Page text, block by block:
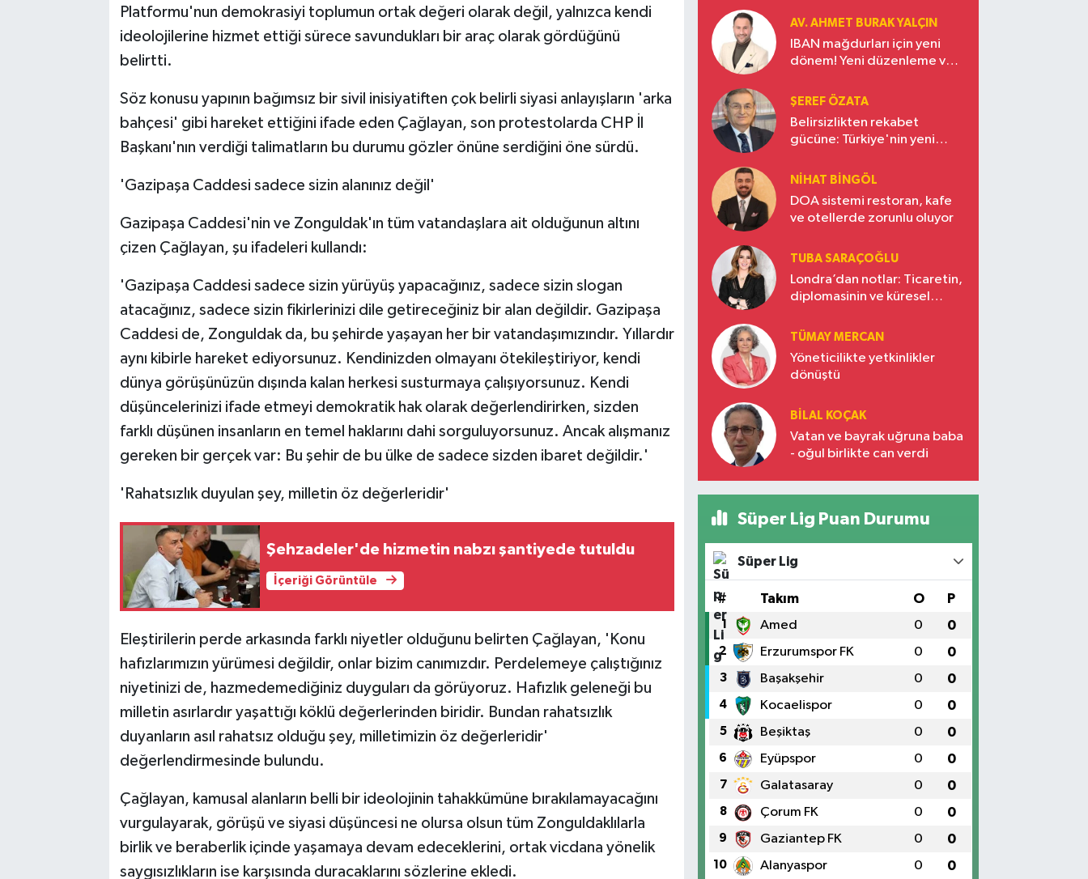
Platformu'nun demokrasiyi toplumun ortak değeri olarak değil, yalnızca kendi
ideolojilerine hizmet ettiği sürece savundukları bir araç olarak gördüğünü
belirtti.
Söz konusu yapının bağımsız bir sivil inisiyatiften çok belirli siyasi anlayışların 'arka
bahçesi' gibi hareket ettiğini ifade eden Çağlayan, son protestolarda CHP İl
Başkanı'nın verdiği talimatların bu durumu gözler önüne serdiğini öne sürdü.
'Gazipaşa Caddesi sadece sizin alanınız değil'
Gazipaşa Caddesi'nin ve Zonguldak'ın tüm vatandaşlara ait olduğunun altını
çizen Çağlayan, şu ifadeleri kullandı:
'Gazipaşa Caddesi sadece sizin yürüyüş yapacağınız, sadece sizin slogan
atacağınız, sadece sizin fikirlerinizi dile getireceğiniz bir alan değildir. Gazipaşa
Caddesi de, Zonguldak da, bu şehirde yaşayan her bir vatandaşımızındır. Yıllardır
aynı kibirle hareket ediyorsunuz. Kendinizden olmayanı ötekileştiriyor, kendi
dünya görüşünüzün dışında kalan herkesi susturmaya çalışıyorsunuz. Kendi
düşüncelerinizi ifade etmeyi demokratik hak olarak değerlendirirken, sizden
farklı düşünen insanların en temel haklarını dahi sorguluyorsunuz. Ancak alışmanız
gereken bir gerçek var: Bu şehir de bu ülke de sadece sizden ibaret değildir.'
'Rahatsızlık duyulan şey, milletin öz değerleridir'
Şehzadeler'de hizmetin nabzı şantiyede tutuldu
İçeriği Görüntüle
Eleştirilerin perde arkasında farklı niyetler olduğunu belirten Çağlayan, 'Konu
hafızlarımızın yürümesi değildir, onlar bizim canımızdır. Perdelemeye çalıştığınız
niyetinizi de, hazmedemediğiniz duyguları da görüyoruz. Hafızlık geleneği bu
milletin asırlardır yaşattığı köklü değerlerinden biridir. Bundan rahatsızlık
duyanların asıl rahatsız olduğu şey, milletimizin öz değerleridir'
değerlendirmesinde bulundu.
Çağlayan, kamusal alanların belli bir ideolojinin tahakkümüne bırakılamayacağını
vurgulayarak, görüşü ve siyasi düşüncesi ne olursa olsun tüm Zonguldaklılarla
birlik ve beraberlik içinde yaşamaya devam edeceklerini, ortak vicdana yönelik
saygısızlıkların ise karşısında duracaklarını sözlerine ekledi.
AV. AHMET BURAK YALÇIN
IBAN mağdurları için yeni
dönem! Yeni düzenleme ve
ŞEREF ÖZATA
Belirsizlikten rekabet
gücüne: Türkiye'nin yeni
NIHAT BINGÖL
DOA sistemi restoran, kafe
ve otellerde zorunlu oluyor
TUBA SARAÇOĞLU
Londra’dan notlar: Ticaretin,
diplomasinin ve küresel
Türkiye’nin yükselen gücü
TÜMAY MERCAN
Yöneticilikte yetkinlikler
dönüştü
BILAL KOÇAK
Vatan ve bayrak uğruna baba
- oğul birlikte can verdi
Süper Lig Puan Durumu
Süper Lig
# Takım O P
1 Amed 0 0
2 Erzurumspor FK 0 0
3 Başakşehir 0 0
4 Kocaelispor 0 0
5 Beşiktaş 0 0
6 Eyüpspor 0 0
7 Galatasaray 0 0
8 Çorum FK 0 0
9 Gaziantep FK 0 0
10 Alanyaspor 0 0